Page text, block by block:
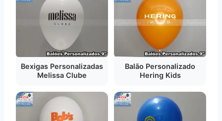
Bexigas Personalizadas
Melissa Clube
Balão Personalizado
Hering Kids